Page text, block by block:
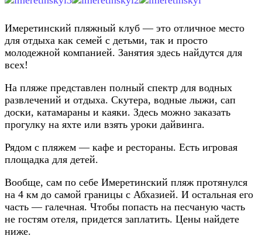
Имеретинский пляжный клуб — это отличное место
для отдыха как семей с детьми, так и просто
молодежной компанией. Занятия здесь найдутся для
всех!
На пляже представлен полный спектр для водных
развлечений и отдыха. Скутера, водные лыжи, сап
доски, катамараны и каяки. Здесь можно заказать
прогулку на яхте или взять уроки дайвинга.
Рядом с пляжем — кафе и рестораны. Есть игровая
площадка для детей.
Вообще, сам по себе Имеретинский пляж протянулся
на 4 км до самой границы с Абхазией. И остальная его
часть — галечная. Чтобы попасть на песчаную часть
не гостям отеля, придется заплатить. Цены найдете
ниже.